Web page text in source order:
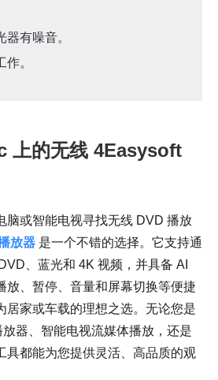
有噪音。
。
上的无线 4Easysoft
脑或智能电视寻找无线 DVD 播放
放器 是一个不错的选择。它支持通
、蓝光和 4K 视频，并具备 AI
放、暂停、音量和屏幕切换等便捷
居家或车载的理想之选。无论您是
器、智能电视流媒体播放，还是
具都能为您提供灵活、高品质的观